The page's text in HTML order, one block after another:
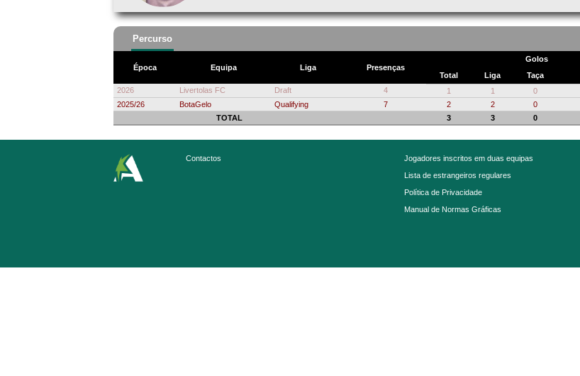
Percurso
Época Equipa Liga Presenças
Golos
Total
Liga Taça
2026
Livertolas FC Draft 4 1 1 0
2025/26
BotaGelo Qualifying 7 2 2 0
TOTAL
3 3 0
Contactos
Jogadores inscritos em duas equipas
Lista de estrangeiros regulares
Política de Privacidade
Manual de Normas Gráficas